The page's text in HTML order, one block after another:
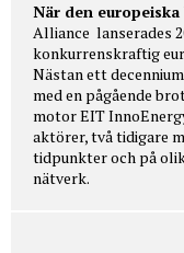
När den
Alliance lanserades
konkurrenskraftig
Nästan ett
med en pågående
motor EIT
aktörer, två tidigare
tidpunkter och på
nätverk.